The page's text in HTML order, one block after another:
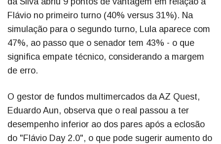
Flávio no primeiro turno (40% versus 31%). Na
simulação para o segundo turno, Lula aparece com
47%, ao passo que o senador tem 43% - o que
significa empate técnico, considerando a margem
de erro.
O gestor de fundos multimercados da AZ Quest,
Eduardo Aun, observa que o real passou a ter
desempenho inferior ao dos pares após a eclosão
do "Flávio Day 2.0", o que pode sugerir aumento do